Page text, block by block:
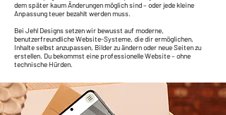
dem später kaum Änderungen möglich sind – oder jede kleine
Anpassung teuer bezahlt werden muss.
Bei Jehl Designs setzen wir bewusst auf moderne,
benutzerfreundliche Website-Systeme, die dir ermöglichen,
Inhalte selbst anzupassen, Bilder zu ändern oder neue Seiten zu
erstellen. Du bekommst eine professionelle Website – ohne
technische Hürden.